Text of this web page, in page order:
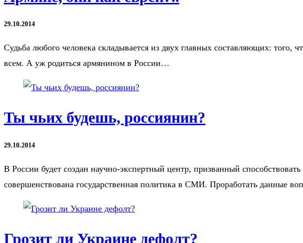
29.10.2014
Судьба любого человека складывается из двух главных составляющих: того,
всем. А уж родиться армянином в России…
Ты чьих будешь, россиянин?
29.10.2014
В России будет создан научно-экспертный центр, призванный
совершенствована государственная политика в СМИ. Проработать данные
Грозит ли Украине дефолт?